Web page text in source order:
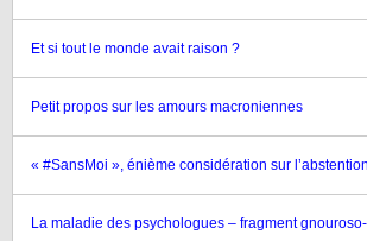
Et si tout le monde avait raison ?
Petit propos sur les amours macroniennes
« #SansMoi », énième considération sur l’abstention
La maladie des psychologues – fragment